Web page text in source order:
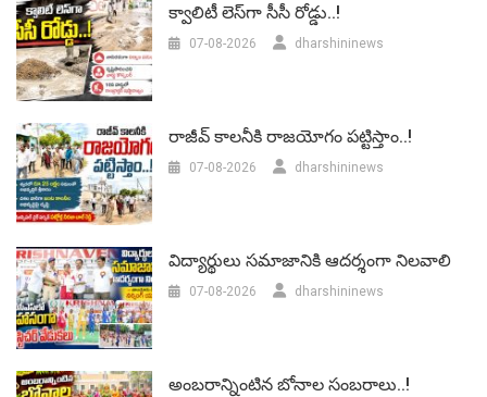
క్వాలిటీ లెస్‌గా సీసీ రోడ్డు..!
07-08-2026 dharshininews
రాజీవ్ కాలనీకి రాజయోగం పట్టిస్తాం..!
07-08-2026 dharshininews
విద్యార్థులు సమాజానికి ఆదర్శంగా నిలవాలి
07-08-2026 dharshininews
అంబరాన్నింటిన బోనాల సంబరాలు..!